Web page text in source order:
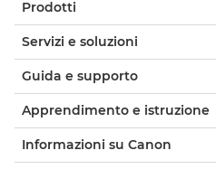
Prodotti
Servizi e soluzioni
Guida e supporto
Apprendimento e istruzione
Informazioni su Canon